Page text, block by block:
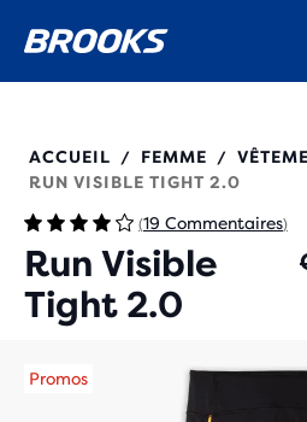
Expéditions gratuites sur les
La toute nouvelle Ghost Amp est là -
Découvre la nouvelle collection
221693
ACCUEIL / FEMME /
RUN VISIBLE TIGHT 2.0
(19 Commentaires)
Run Visible
Tight 2.0
Promos